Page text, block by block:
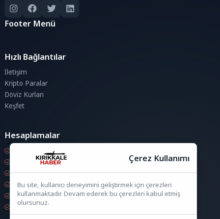
Footer Menü
Hızlı Bağlantılar
İletişim
Kripto Paralar
Döviz Kurları
Keşfet
Hesaplamalar
Kripto Para Hesaplama
Döviz Hesaplama
KDV Hesaplama
İndirim Hesaplama
Zam Hesaplama
Bileşik Hesaplama
Çerez Kullanımı
Bu site, kullanıcı deneyimini geliştirmek için çerezleri
kullanmaktadır. Devam ederek bu çerezleri kabul etmiş
olursunuz.